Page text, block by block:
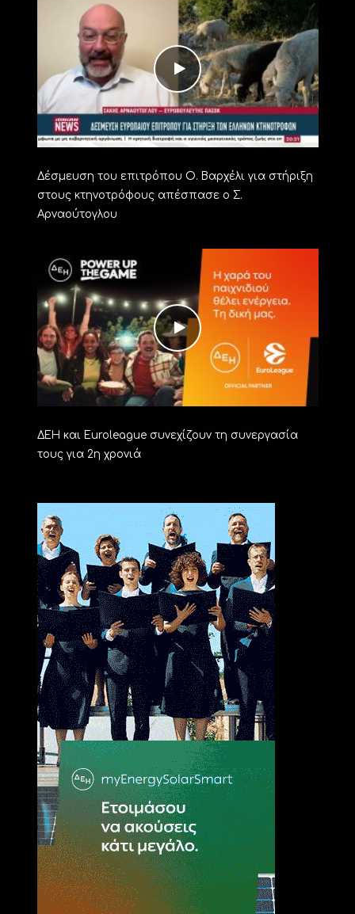
Δέσμευση του επιτρόπου Ο. Βαρχέλι για στήριξη
στους κτηνοτρόφους απέσπασε ο Σ.
Αρναούτογλου
ΔΕΗ και Euroleague συνεχίζουν τη συνεργασία
τους για 2η χρονιά